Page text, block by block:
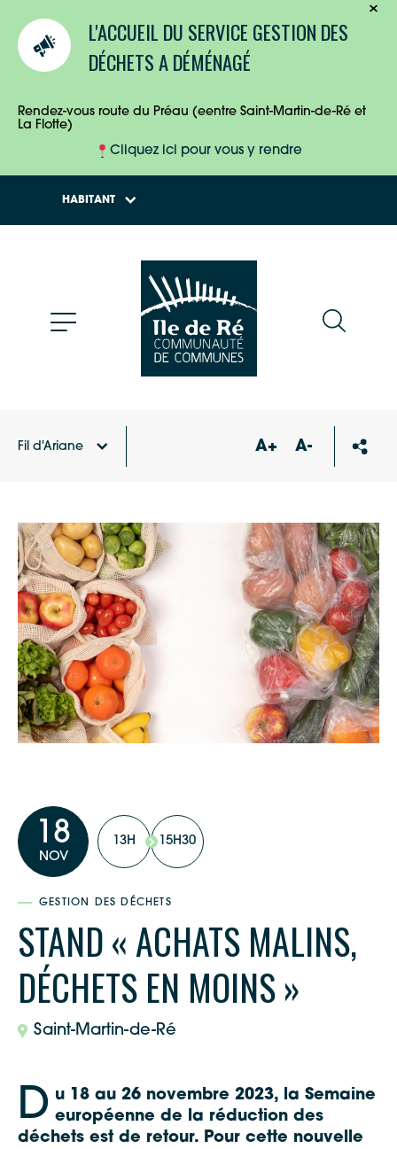
L'ACCUEIL DU SERVICE GESTION DES
DÉCHETS A DÉMÉNAGÉ
Rendez-vous route du Préau (eentre Saint-Martin-de-Ré et
La Flotte)
Cliquez ici pour vous y rendre
HABITANT
ENTREPRISES
Fil d'Ariane A+ A-
18
NOV
13H 15H30
GESTION DES DÉCHETS
STAND « ACHATS MALINS,
DÉCHETS EN MOINS »
Saint-Martin-de-Ré
D u 18 au 26 novembre 2023, la Semaine
européenne de la réduction des
déchets est de retour. Pour cette nouvelle